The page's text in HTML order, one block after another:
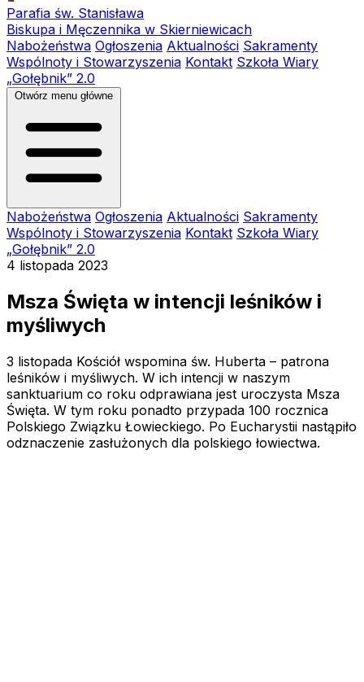
Parafia św. Stanisława
Biskupa i Męczennika w Skierniewicach
Nabożeństwa Ogłoszenia Aktualności Sakramenty
Wspólnoty i Stowarzyszenia Kontakt Szkoła Wiary
„Gołębnik” 2.0
Otwórz menu główne
Nabożeństwa Ogłoszenia Aktualności Sakramenty
Wspólnoty i Stowarzyszenia Kontakt Szkoła Wiary
„Gołębnik” 2.0
4 listopada 2023
Msza Święta w intencji leśników i
myśliwych
3 listopada Kościół wspomina św. Huberta – patrona
leśników i myśliwych. W ich intencji w naszym
sanktuarium co roku odprawiana jest uroczysta Msza
Święta. W tym roku ponadto przypada 100 rocznica
Polskiego Związku Łowieckiego. Po Eucharystii nastąpiło
odznaczenie zasłużonych dla polskiego łowiectwa.